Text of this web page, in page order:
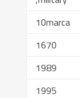
10marca
1670
1989
1995